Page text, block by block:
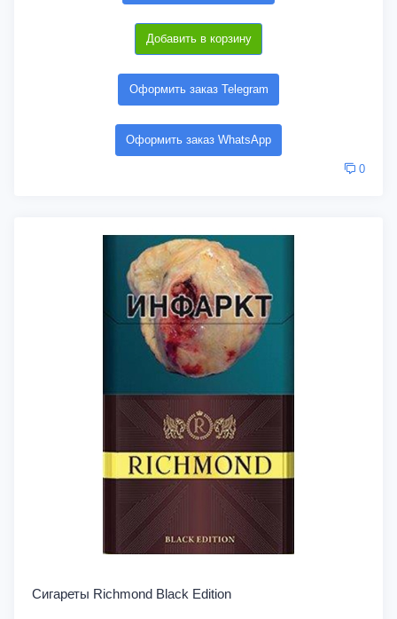
Добавить в корзину
Оформить заказ Telegram
Оформить заказ WhatsApp
0
Сигареты Richmond Black Edition